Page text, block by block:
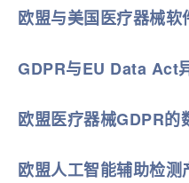
欧盟与美国医疗器械软
GDPR与EU Data Act
欧盟医疗器械GDPR的
欧盟人工智能辅助检